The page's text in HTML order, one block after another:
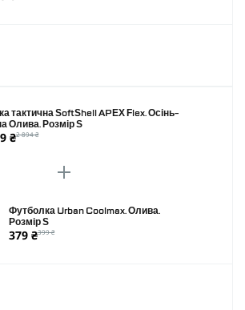
тактична SoftShell APEX Flex. Осінь-
Олива. Розмір S
₴2 894 ₴
Футболка Urban Coolmax. Олива.
Розмір S
379 ₴399 ₴